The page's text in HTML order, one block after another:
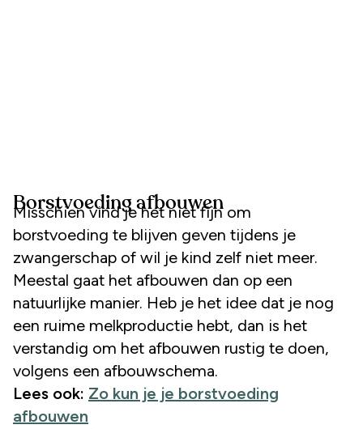
Borstvoeding afbouwen
Misschien vind je het niet fijn om
borstvoeding te blijven geven tijdens je
zwangerschap of wil je kind zelf niet meer.
Meestal gaat het afbouwen dan op een
natuurlijke manier. Heb je het idee dat je nog
een ruime melkproductie hebt, dan is het
verstandig om het afbouwen rustig te doen,
volgens een afbouwschema.
Lees ook: Zo kun je je borstvoeding
afbouwen